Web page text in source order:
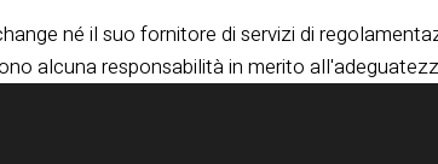
né il suo fornitore di servizi di
alcuna responsabilità in merito